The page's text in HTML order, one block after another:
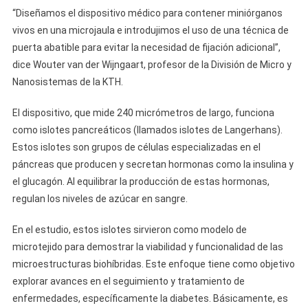
“Diseñamos el dispositivo médico para contener miniórganos
vivos en una microjaula e introdujimos el uso de una técnica de
puerta abatible para evitar la necesidad de fijación adicional”,
dice Wouter van der Wijngaart, profesor de la División de Micro y
Nanosistemas de la KTH.
El dispositivo, que mide 240 micrómetros de largo, funciona
como islotes pancreáticos (llamados islotes de Langerhans).
Estos islotes son grupos de células especializadas en el
páncreas que producen y secretan hormonas como la insulina y
el glucagón. Al equilibrar la producción de estas hormonas,
regulan los niveles de azúcar en sangre.
En el estudio, estos islotes sirvieron como modelo de
microtejido para demostrar la viabilidad y funcionalidad de las
microestructuras biohíbridas. Este enfoque tiene como objetivo
explorar avances en el seguimiento y tratamiento de
enfermedades, específicamente la diabetes. Básicamente, es